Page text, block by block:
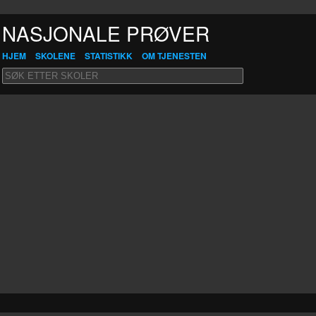
NASJONALE PRØVER
HJEM SKOLENE STATISTIKK OM TJENESTEN